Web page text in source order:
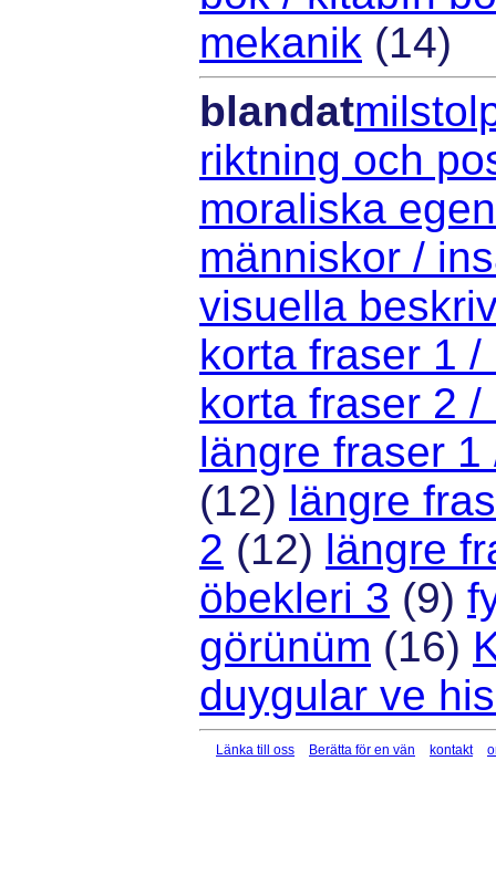
mekanik (14)
blandat
riktning och
moraliska
människor /
visuella
korta fraser 1 /
korta fraser 2 /
längre fraser
(12) längre
2 (12) längre
öbekleri 3 (9)
görünüm (16)
duygular ve
Länka till oss Berätta för en vän kontakt